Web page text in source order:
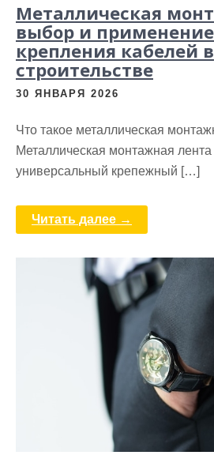
Металлическая
выбор и
крепления кабелей в
строительстве
30 ЯНВАРЯ 2026
Что такое металлическая
Металлическая монтажная
универсальный крепежный […]
Читать далее →